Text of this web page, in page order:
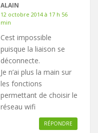
ALAIN
12 octobre 2014 à 17 h 56
min
Cest impossible
puisque la liaison se
déconnecte.
Je n’ai plus la main sur
les fonctions
permettant de choisir le
réseau wifi
RÉPONDRE